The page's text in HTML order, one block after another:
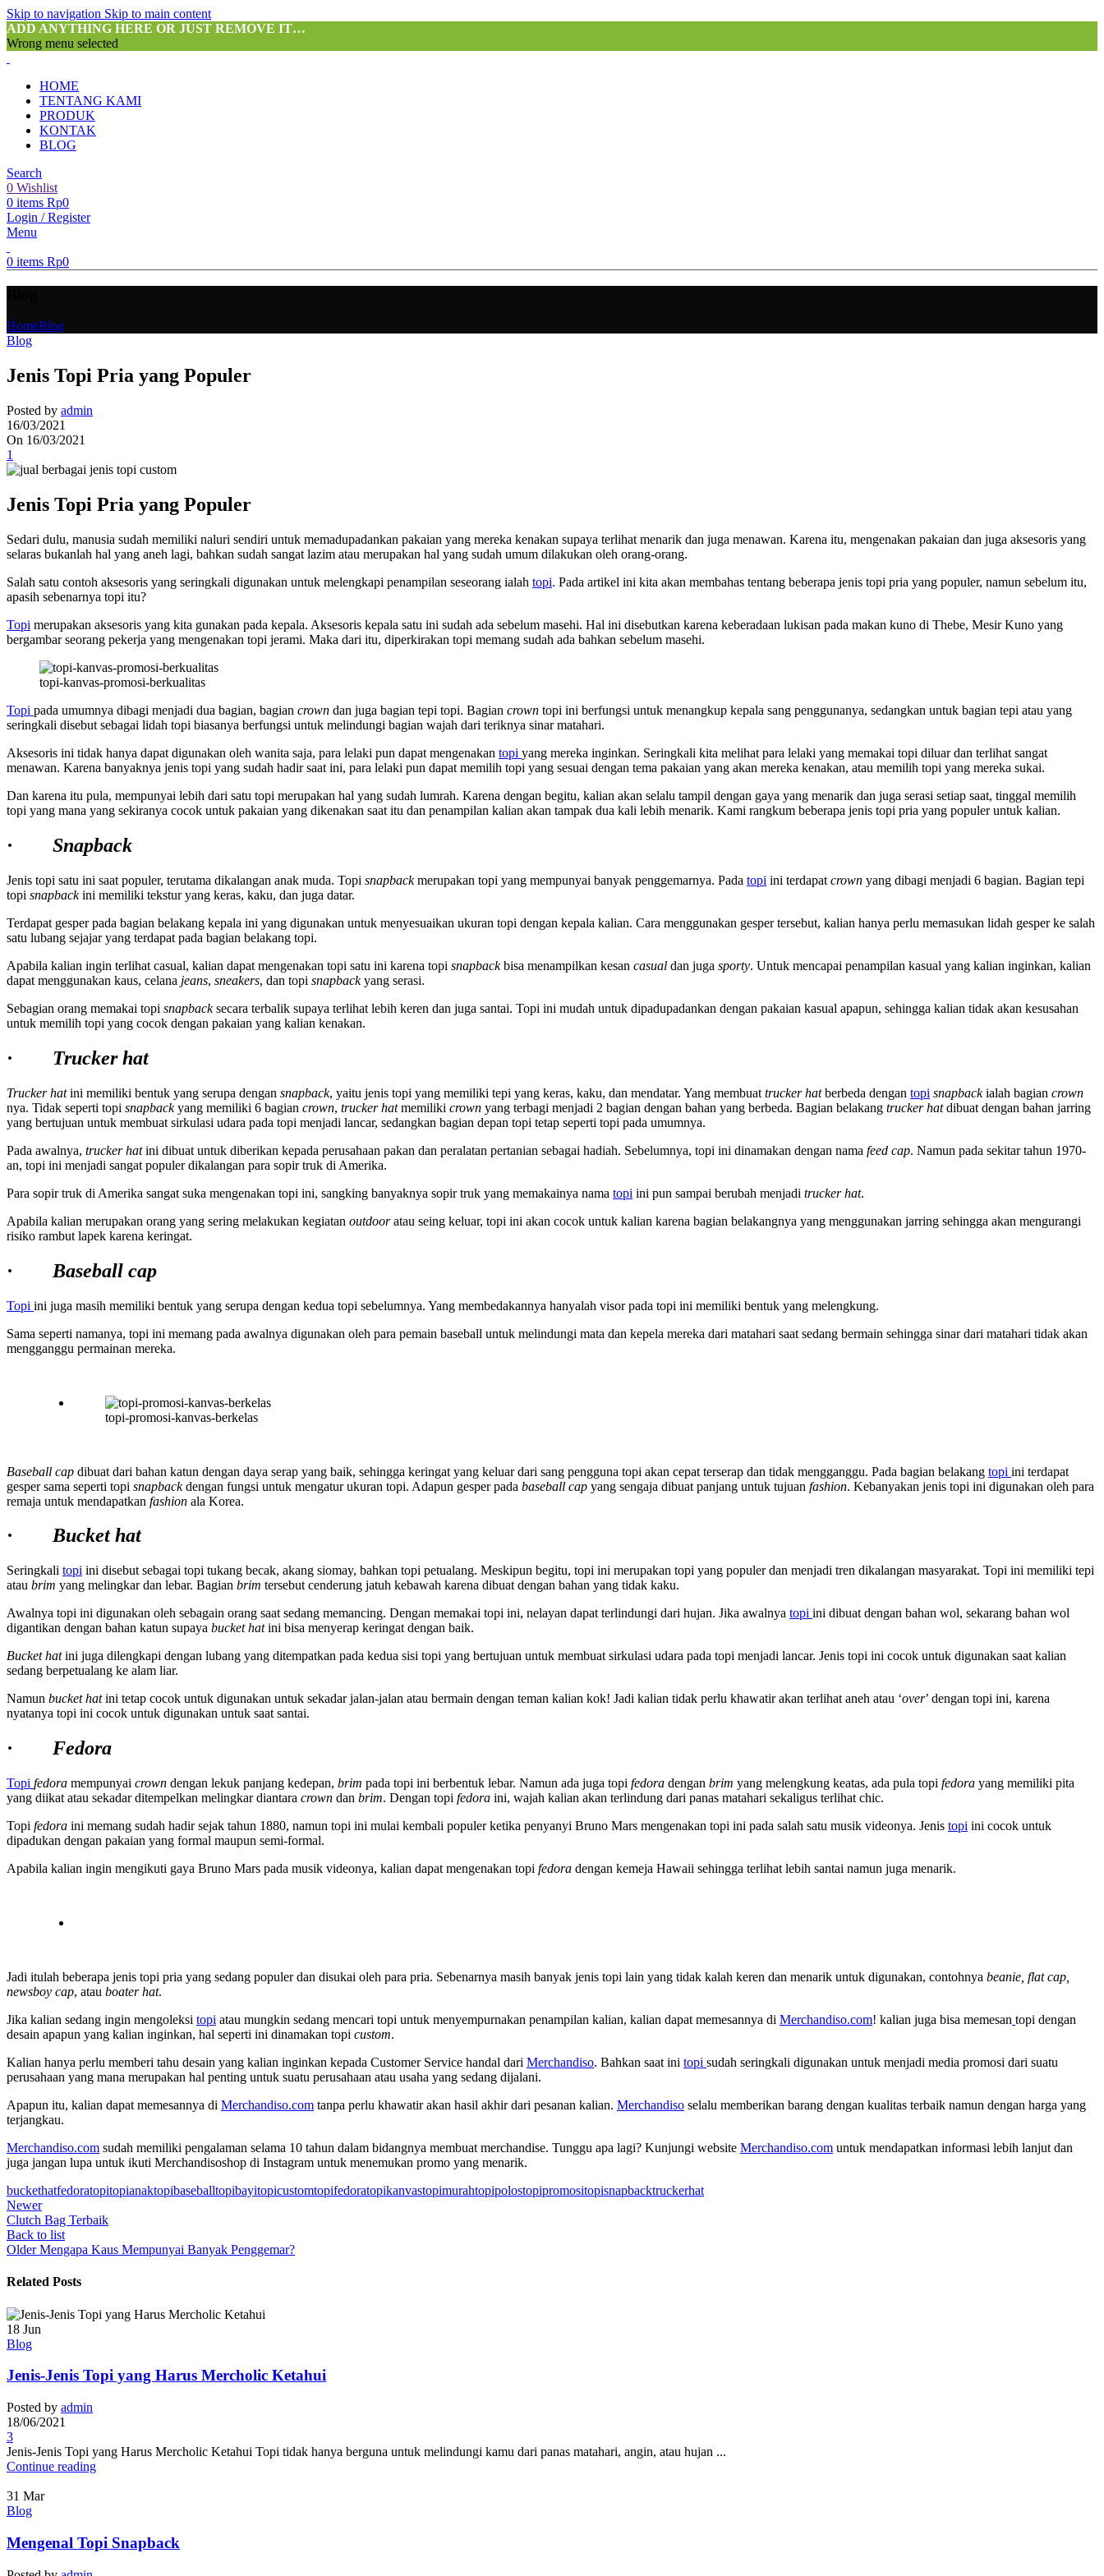
Skip to navigation Skip to main content
ADD ANYTHING HERE OR JUST REMOVE IT…
Wrong menu selected
HOME
TENTANG KAMI
PRODUK
KONTAK
BLOG
Search
0 Wishlist
0 items Rp0
Login / Register
Menu
0 items Rp0
HomeBlog
Blog
Jenis Topi Pria yang Populer
Posted by admin
16/03/2021
On 16/03/2021
1
Jenis Topi Pria yang Populer
Sedari dulu, manusia sudah memiliki naluri sendiri untuk memadupadankan pakaian yang mereka kenakan supaya terlihat menarik dan juga menawan. Karena itu, mengenakan pakaian dan juga aksesoris yang
selaras bukanlah hal yang aneh lagi, bahkan sudah sangat lazim atau merupakan hal yang sudah umum dilakukan oleh orang-orang.
Salah satu contoh aksesoris yang seringkali digunakan untuk melengkapi penampilan seseorang ialah topi. Pada artikel ini kita akan membahas tentang beberapa jenis topi pria yang populer, namun sebelum itu,
apasih sebenarnya topi itu?
Topi merupakan aksesoris yang kita gunakan pada kepala. Aksesoris kepala satu ini sudah ada sebelum masehi. Hal ini disebutkan karena keberadaan lukisan pada makan kuno di Thebe, Mesir Kuno yang
bergambar seorang pekerja yang mengenakan topi jerami. Maka dari itu, diperkirakan topi memang sudah ada bahkan sebelum masehi.
topi-kanvas-promosi-berkualitas
Topi pada umumnya dibagi menjadi dua bagian, bagian crown dan juga bagian tepi topi. Bagian crown topi ini berfungsi untuk menangkup kepala sang penggunanya, sedangkan untuk bagian tepi atau yang
seringkali disebut sebagai lidah topi biasanya berfungsi untuk melindungi bagian wajah dari teriknya sinar matahari.
Aksesoris ini tidak hanya dapat digunakan oleh wanita saja, para lelaki pun dapat mengenakan topi yang mereka inginkan. Seringkali kita melihat para lelaki yang memakai topi diluar dan terlihat sangat
menawan. Karena banyaknya jenis topi yang sudah hadir saat ini, para lelaki pun dapat memilih topi yang sesuai dengan tema pakaian yang akan mereka kenakan, atau memilih topi yang mereka sukai.
Dan karena itu pula, mempunyai lebih dari satu topi merupakan hal yang sudah lumrah. Karena dengan begitu, kalian akan selalu tampil dengan gaya yang menarik dan juga serasi setiap saat, tinggal memilih
topi yang mana yang sekiranya cocok untuk pakaian yang dikenakan saat itu dan penampilan kalian akan tampak dua kali lebih menarik. Kami rangkum beberapa jenis topi pria yang populer untuk kalian.
· Snapback
Jenis topi satu ini saat populer, terutama dikalangan anak muda. Topi snapbackmerupakan topi yang mempunyai banyak penggemarnya. Pada topi ini terdapat crown yang dibagi menjadi 6 bagian. Bagian tepi
topi snapbackini memiliki tekstur yang keras, kaku, dan juga datar.
Terdapat gesper pada bagian belakang kepala ini yang digunakan untuk menyesuaikan ukuran topi dengan kepala kalian. Cara menggunakan gesper tersebut, kalian hanya perlu memasukan lidah gesper ke salah
satu lubang sejajar yang terdapat pada bagian belakang topi.
Apabila kalian ingin terlihat casual, kalian dapat mengenakan topi satu ini karena topi snapbackbisa menampilkan kesan casual dan juga sporty. Untuk mencapai penampilan kasual yang kalian inginkan, kalian
dapat menggunakan kaus, celana jeans, sneakers, dan topi snapbackyang serasi.
Sebagian orang memakai topi snapbacksecara terbalik supaya terlihat lebih keren dan juga santai. Topi ini mudah untuk dipadupadankan dengan pakaian kasual apapun, sehingga kalian tidak akan kesusahan
untuk memilih topi yang cocok dengan pakaian yang kalian kenakan.
· Trucker hat
Trucker hatini memiliki bentuk yang serupa dengan snapback, yaitu jenis topi yang memiliki tepi yang keras, kaku, dan mendatar. Yang membuat trucker hatberbeda dengan topi snapbackialah bagian crown
nya. Tidak seperti topi snapbackyang memiliki 6 bagian crown, trucker hatmemiliki crown yang terbagi menjadi 2 bagian dengan bahan yang berbeda. Bagian belakang trucker hatdibuat dengan bahan jarring
yang bertujuan untuk membuat sirkulasi udara pada topi menjadi lancar, sedangkan bagian depan topi tetap seperti topi pada umumnya.
Pada awalnya, trucker hatini dibuat untuk diberikan kepada perusahaan pakan dan peralatan pertanian sebagai hadiah. Sebelumnya, topi ini dinamakan dengan nama feed cap. Namun pada sekitar tahun 1970-
an, topi ini menjadi sangat populer dikalangan para sopir truk di Amerika.
Para sopir truk di Amerika sangat suka mengenakan topi ini, sangking banyaknya sopir truk yang memakainya nama topi ini pun sampai berubah menjadi trucker hat.
Apabila kalian merupakan orang yang sering melakukan kegiatan outdooratau seing keluar, topi ini akan cocok untuk kalian karena bagian belakangnya yang menggunakan jarring sehingga akan mengurangi
risiko rambut lapek karena keringat.
· Baseball cap
Topi ini juga masih memiliki bentuk yang serupa dengan kedua topi sebelumnya. Yang membedakannya hanyalah visor pada topi ini memiliki bentuk yang melengkung.
Sama seperti namanya, topi ini memang pada awalnya digunakan oleh para pemain baseball untuk melindungi mata dan kepela mereka dari matahari saat sedang bermain sehingga sinar dari matahari tidak akan
mengganggu permainan mereka.
topi-promosi-kanvas-berkelas
Baseball cap dibuat dari bahan katun dengan daya serap yang baik, sehingga keringat yang keluar dari sang pengguna topi akan cepat terserap dan tidak mengganggu. Pada bagian belakang topi ini terdapat
gesper sama seperti topi snapbackdengan fungsi untuk mengatur ukuran topi. Adapun gesper pada baseball cap yang sengaja dibuat panjang untuk tujuan fashion. Kebanyakan jenis topi ini digunakan oleh para
remaja untuk mendapatkan fashion ala Korea.
·Bucket hat
Seringkali topi ini disebut sebagai topi tukang becak, akang siomay, bahkan topi petualang. Meskipun begitu, topi ini merupakan topi yang populer dan menjadi tren dikalangan masyarakat. Topi ini memiliki tepi
atau brim yang melingkar dan lebar. Bagian brim tersebut cenderung jatuh kebawah karena dibuat dengan bahan yang tidak kaku.
Awalnya topi ini digunakan oleh sebagain orang saat sedang memancing. Dengan memakai topi ini, nelayan dapat terlindungi dari hujan. Jika awalnya topi ini dibuat dengan bahan wol, sekarang bahan wol
digantikan dengan bahan katun supaya bucket hatini bisa menyerap keringat dengan baik.
Bucket hatini juga dilengkapi dengan lubang yang ditempatkan pada kedua sisi topi yang bertujuan untuk membuat sirkulasi udara pada topi menjadi lancar. Jenis topi ini cocok untuk digunakan saat kalian
sedang berpetualang ke alam liar.
Namun bucket hatini tetap cocok untuk digunakan untuk sekadar jalan-jalan atau bermain dengan teman kalian kok! Jadi kalian tidak perlu khawatir akan terlihat aneh atau ‘over’ dengan topi ini, karena
nyatanya topi ini cocok untuk digunakan untuk saat santai.
· Fedora
Topi fedora mempunyai crown dengan lekuk panjang kedepan, brim pada topi ini berbentuk lebar. Namun ada juga topi fedora dengan brim yang melengkung keatas, ada pula topi fedora yang memiliki pita
yang diikat atau sekadar ditempelkan melingkar diantara crown dan brim. Dengan topi fedora ini, wajah kalian akan terlindung dari panas matahari sekaligus terlihat chic.
Topi fedora ini memang sudah hadir sejak tahun 1880, namun topi ini mulai kembali populer ketika penyanyi Bruno Mars mengenakan topi ini pada salah satu musik videonya. Jenis topi ini cocok untuk
dipadukan dengan pakaian yang formal maupun semi-formal.
Apabila kalian ingin mengikuti gaya Bruno Mars pada musik videonya, kalian dapat mengenakan topi fedora dengan kemeja Hawaii sehingga terlihat lebih santai namun juga menarik.
Jadi itulah beberapa jenis topi pria yang sedang populer dan disukai oleh para pria. Sebenarnya masih banyak jenis topi lain yang tidak kalah keren dan menarik untuk digunakan, contohnya beanie, flat cap,
newsboy cap, atau boater hat.
Jika kalian sedang ingin mengoleksi topi atau mungkin sedang mencari topi untuk menyempurnakan penampilan kalian, kalian dapat memesannya di Merchandiso.com! kalian juga bisa memesan topi dengan
desain apapun yang kalian inginkan, hal seperti ini dinamakan topi custom.
Kalian hanya perlu memberi tahu desain yang kalian inginkan kepada Customer Service handal dari Merchandiso. Bahkan saat ini topi sudah seringkali digunakan untuk menjadi media promosi dari suatu
perusahaan yang mana merupakan hal penting untuk suatu perusahaan atau usaha yang sedang dijalani.
Apapun itu, kalian dapat memesannya di Merchandiso.com tanpa perlu khawatir akan hasil akhir dari pesanan kalian. Merchandiso selalu memberikan barang dengan kualitas terbaik namun dengan harga yang
terjangkau.
Merchandiso.com sudah memiliki pengalaman selama 10 tahun dalam bidangnya membuat merchandise. Tunggu apa lagi? Kunjungi website Merchandiso.com untuk mendapatkan informasi lebih lanjut dan
juga jangan lupa untuk ikuti Merchandisoshop di Instagram untuk menemukan promo yang menarik.
buckethatfedoratopitopianaktopibaseballtopibayitopicustomtopifedoratopikanvastopimurahtopipolostopipromositopisnapbacktruckerhat
Newer
Clutch Bag Terbaik
Back to list
Older Mengapa Kaus Mempunyai Banyak Penggemar?
Related Posts
18 Jun
Blog
Jenis-Jenis Topi yang Harus Mercholic Ketahui
Posted by admin
18/06/2021
3
Jenis-Jenis Topi yang Harus Mercholic Ketahui Topi tidak hanya berguna untuk melindungi kamu dari panas matahari, angin, atau hujan ...
Continue reading
31 Mar
Blog
Mengenal Topi Snapback